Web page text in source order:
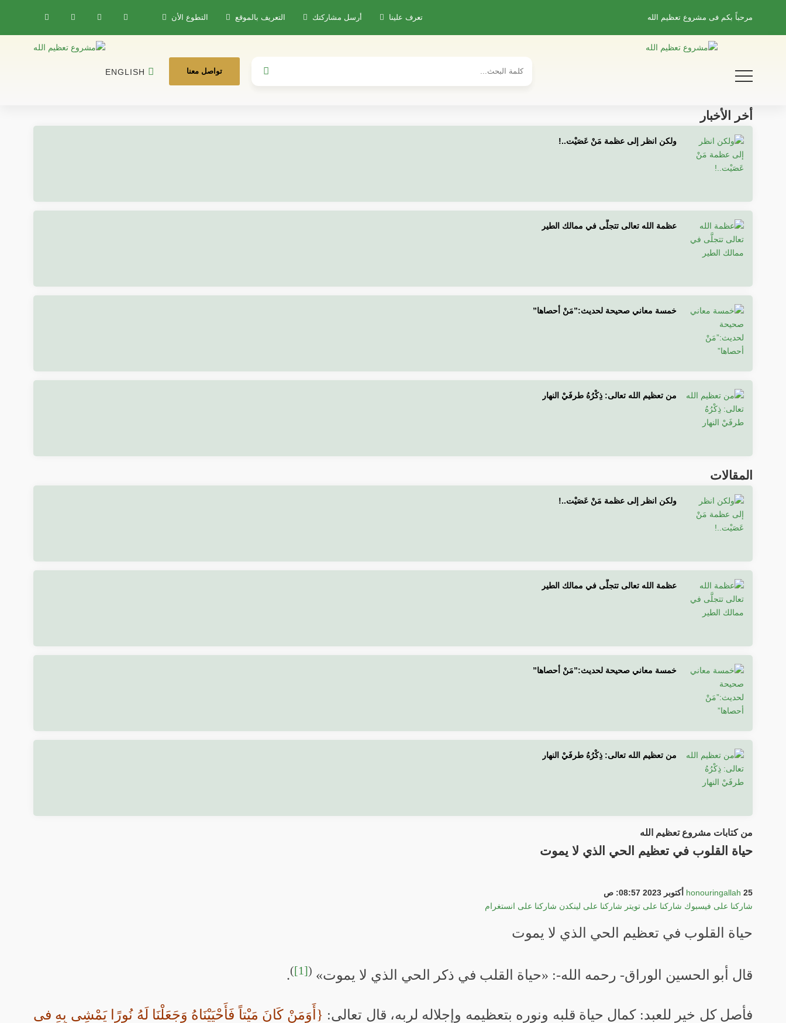
مرحباً بكم فى مشروع تعظيم الله تعرف علينا أرسل مشاركتك التعريف بالموقع التطوع الأن
ENGLISH تواصل معنا
أخر الأخبار
ولكن انظر إلى عظمة مَنْ عَصَيْت..!
عظمة الله تعالى تتجلَّى في ممالك الطير
خمسة معاني صحيحة لحديث:”مَنْ أحصاها”
من تعظيم الله تعالى: ذِكْرُهُ طرفَيْ النهار
المقالات
ولكن انظر إلى عظمة مَنْ عَصَيْت..!
عظمة الله تعالى تتجلَّى في ممالك الطير
خمسة معاني صحيحة لحديث:”مَنْ أحصاها”
من تعظيم الله تعالى: ذِكْرُهُ طرفَيْ النهار
من كتابات مشروع تعظيم الله
حياة القلوب في تعظيم الحي الذي لا يموت
honouringallah 25 أكتوبر 2023 08:57: ص
شاركنا على فيسبوك شاركنا على تويتر شاركنا على لينكدن شاركنا على انستغرام
حياة القلوب في تعظيم الحي الذي لا يموت
قال أبو الحسين الوراق- رحمه الله-: «حياة القلب في ذكر الحي الذي لا يموت» (
[1]
)
.
فأصل كل خير للعبد: كمال حياة قلبه ونوره بتعظيمه وإجلاله لربه، قال تعالى: {أَوَمَنْ كَانَ مَيْتاً فَأَحْيَيْنَاهُ وَجَعَلْنَا لَهُ نُورًا يَمْشِى بِهِ فى